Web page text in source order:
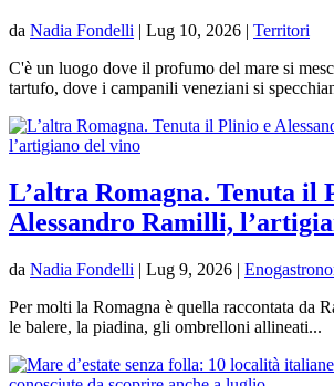
da Nadia Fondelli | Lug 10, 2026 | Territori
C'è un luogo dove il profumo del mare si
tartufo, dove i campanili veneziani si
L’altra Romagna. Tenuta il
Alessandro Ramilli,
da Nadia Fondelli | Lug 9, 2026 |
Per molti la Romagna è quella raccontata da
le balere, la piadina, gli ombrelloni allineati...